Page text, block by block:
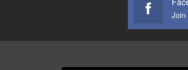
Join